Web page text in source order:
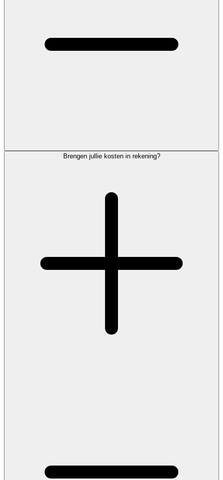
Brengen jullie kosten in rekening?